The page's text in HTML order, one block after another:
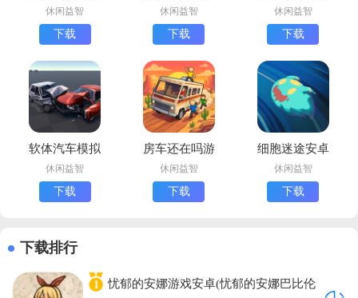
手机版下载
休闲益智
下载
载中文版
休闲益智
下载
戏官方版
休闲益智
下载
软体汽车模拟
下载安卓版
休闲益智
下载
房车还在吗游
戏下载最新版
(RV Road
Trip Chaos)
休闲益智
下载
细胞迷途安卓
版下载
(Mo:Astray)
休闲益智
下载
下载排行
1
忧郁的安娜游戏安卓(忧郁的安娜巴比伦